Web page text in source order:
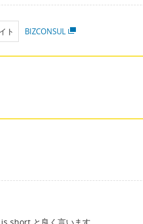
ト BIZCONSUL
short と良く言います。